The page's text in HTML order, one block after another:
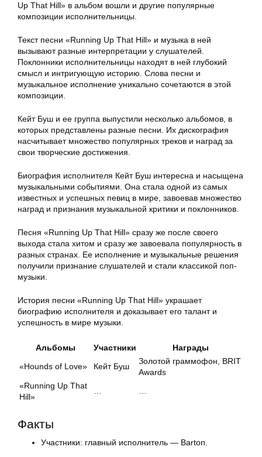
Up That Hill» в альбом вошли и другие популярные
композиции исполнительницы.
Текст песни «Running Up That Hill» и музыка в ней
вызывают разные интерпретации у слушателей.
Поклонники исполнительницы находят в ней глубокий
смысл и интригующую историю. Слова песни и
музыкальное исполнение уникально сочетаются в этой
композиции.
Кейт Буш и ее группа выпустили несколько альбомов, в
которых представлены разные песни. Их дискография
насчитывает множество популярных треков и наград за
свои творческие достижения.
Биография исполнителя Кейт Буш интересна и насыщена
музыкальными событиями. Она стала одной из самых
известных и успешных певиц в мире, завоевав множество
наград и признания музыкальной критики и поклонников.
Песня «Running Up That Hill» сразу же после своего
выхода стала хитом и сразу же завоевала популярность в
разных странах. Ее исполнение и музыкальные решения
получили признание слушателей и стали классикой поп-
музыки.
История песни «Running Up That Hill» украшает
биографию исполнителя и доказывает его талант и
успешность в мире музыки.
Альбомы Участники
Награды
«Hounds of Love»
Кейт Буш
Золотой граммофон, BRIT
Awards
«Running Up That
Hill»
… …
Факты
Участники: главный исполнитель — Barton.